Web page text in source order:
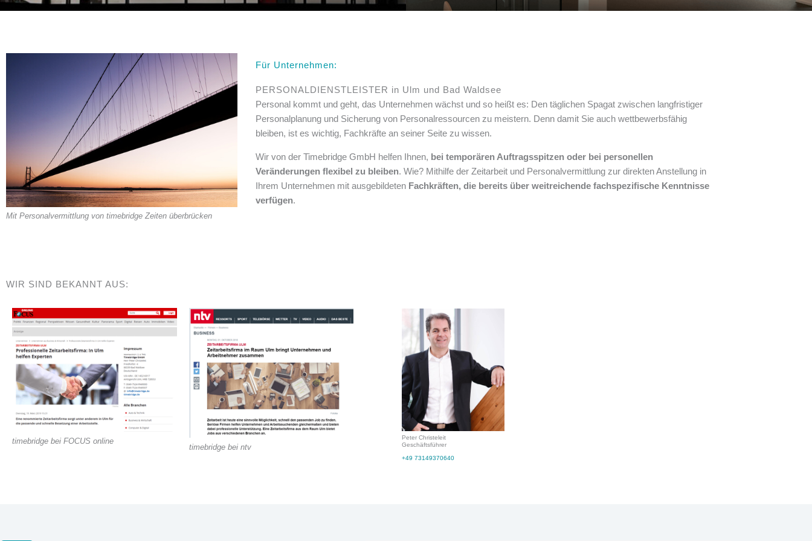
Mit Personalvermittlung von timebridge Zeiten überbrücken
Für Unternehmen:
PERSONALDIENSTLEISTER in Ulm und Bad Waldsee
Personal kommt und geht, das Unternehmen wächst und so heißt es: Den täglichen Spagat zwischen langfristiger
Personalplanung und Sicherung von Personalressourcen zu meistern. Denn damit Sie auch wettbewerbsfähig
bleiben, ist es wichtig, Fachkräfte an seiner Seite zu wissen.
Wir von der Timebridge GmbH helfen Ihnen, bei temporären Auftragsspitzen oder bei personellen
Veränderungen flexibel zu bleiben. Wie? Mithilfe der Zeitarbeit und Personalvermittlung zur direkten Anstellung in
Ihrem Unternehmen mit ausgebildeten Fachkräften, die bereits über weitreichende fachspezifische Kenntnisse
verfügen.
WIR SIND BEKANNT AUS:
timebridge bei FOCUS online
timebridge bei ntv
Peter Christeleit
Geschäftsführer
+49 73149370640